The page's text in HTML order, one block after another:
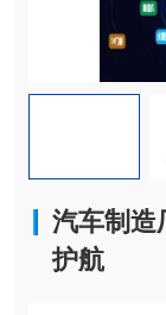
汽车制造
护航